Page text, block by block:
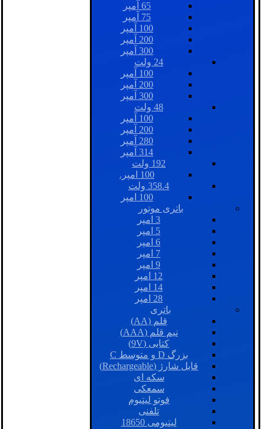
65 آمپر
75 آمپر
100 آمپر
200 آمپر
300 آمپر
24 ولت
100 آمپر
200 آمپر
300 آمپر
48 ولت
100 آمپر
200 آمپر
280 آمپر
314 آمپر
192 ولت
100 امپر.
358.4 ولت
100 امپر
باتری موتور
3 امپر
5 امپر
6 امپر
7 امپر
9 امپر
12 امپر
14 امپر
28 امپر
باتری
قلم (AA)
نیم قلم (AAA)
کتابی (9V)
بزرگ D و متوسط C
قابل شارژ (Rechargeable)
سکه ای
سمعکی
فوتو لیتیوم
تلفنی
لیتیومی 18650